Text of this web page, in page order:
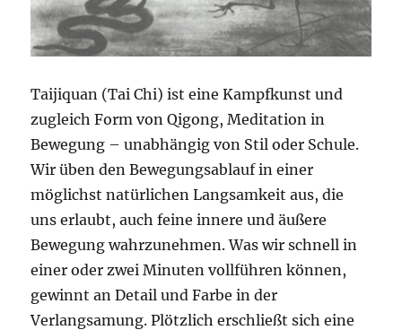
Taijiquan (Tai Chi) ist eine Kampfkunst und
zugleich Form von Qigong, Meditation in
Bewegung – unabhängig von Stil oder Schule.
Wir üben den Bewegungsablauf in einer
möglichst natürlichen Langsamkeit aus, die
uns erlaubt, auch feine innere und äußere
Bewegung wahrzunehmen. Was wir schnell in
einer oder zwei Minuten vollführen können,
gewinnt an Detail und Farbe in der
Verlangsamung. Plötzlich erschließt sich eine